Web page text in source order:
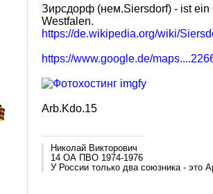
Зирсдорф (нем.Siersdorf) - ist ein
Westfalen.
https://de.wikipedia.org/wiki/
https://www.google.de/
Arb.Kdo.15
Николай Викторович
14 ОА ПВО 1974-1976
У России только два союзника - это